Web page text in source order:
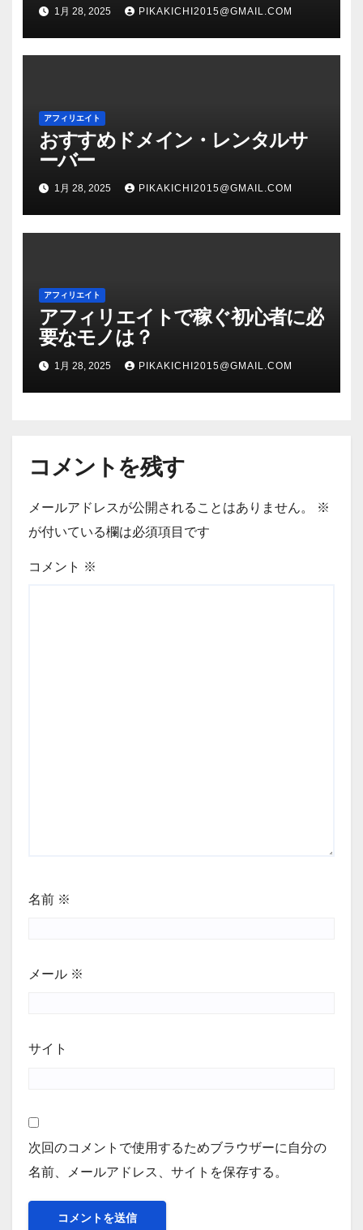
1月 28, 2025 PIKAKICHI2015@GMAIL.COM
アフィリエイト
おすすめドメイン・レンタルサ
ーバー
1月 28, 2025 PIKAKICHI2015@GMAIL.COM
アフィリエイト
アフィリエイトで稼ぐ初心者に必
要なモノは？
1月 28, 2025 PIKAKICHI2015@GMAIL.COM
コメントを残す
メールアドレスが公開されることはありません。
※
が付いている欄は必須項目です
コメント ※
名前 ※
メール ※
サイト
次回のコメントで使用するためブラウザーに自分の
名前、メールアドレス、サイトを保存する。